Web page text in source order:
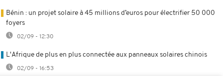
Bénin : un projet solaire à 45 millions d’euros pour électrifier 50 000
foyers
02/09 - 12:30
L'Afrique de plus en plus connectée aux panneaux solaires chinois
02/09 - 16:53